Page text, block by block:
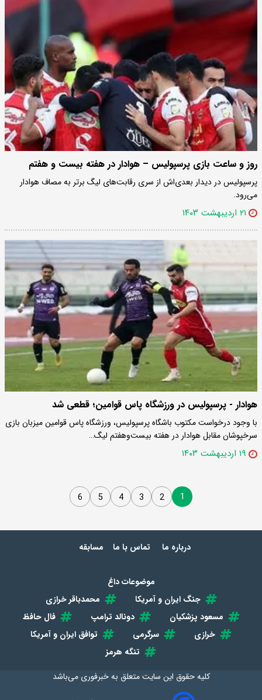
روز و ساعت بازی پرسپولیس – هوادار در هفته بیست و هفتم
پرسپولیس در دیدار بعدی‌اش از سری رقابت‌های لیگ برتر به مصاف هوادار
می‌رود.
۲۱ اردیبهشت ۱۴۰۳
هوادار - پرسپولیس در ورزشگاه پاس قوامین؛ قطعی شد
با وجود درخواست مکتوب باشگاه پرسپولیس، ورزشگاه پاس قوامین میزبان بازی
سرخپوشان مقابل هوادار در هفته بیست‌وهفتم لیگ…
۱۹ اردیبهشت ۱۴۰۳
1
2
3
4
5
6
درباره ما تماس با ما مسابقه
موضوعات داغ
جنگ ایران و آمریکا
محمدباقر خرازی
مسعود پزشکیان
دونالد ترامپ
فال حافظ
خرازی
سرگرمی
توافق ایران و آمریکا
تنگه هرمز
کلیه حقوق این سایت متعلق بهخبرفوری می‌باشد